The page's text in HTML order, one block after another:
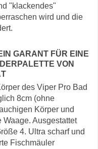
"klackendes"
wird und die
GARANT FÜR EINE
VON
des Viper Pro Bad
8cm (ohne
Körper und
Waage. Ausgestattet
4. Ultra scharf und
Fischmäuler